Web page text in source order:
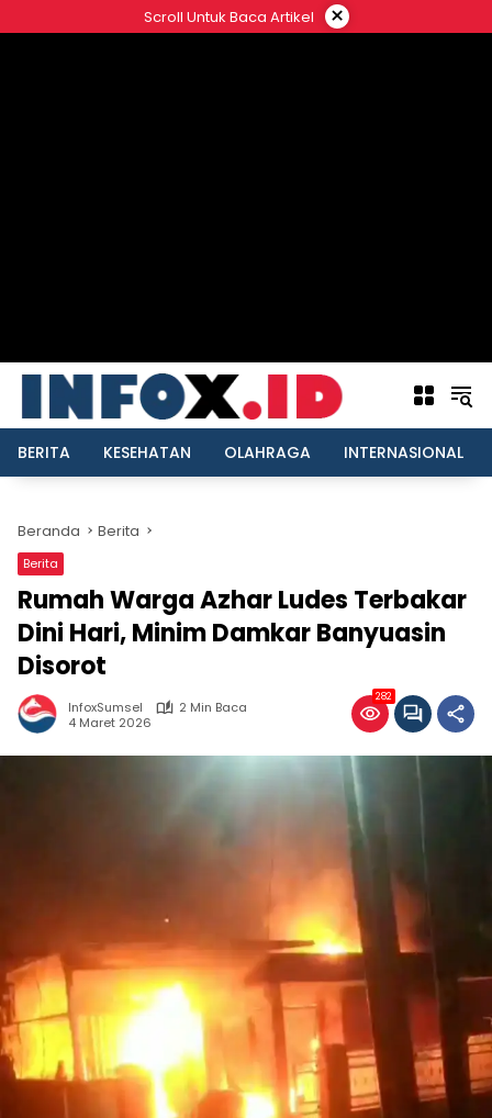
ke
Scroll Untuk Baca Artikel ×
BERITA KESEHATAN OLAHRAGA INTERNASIONAL
Beranda Berita
Berita
Rumah Warga Azhar Ludes Terbakar
Dini Hari, Minim Damkar Banyuasin
Disorot
InfoxSumsel
2 Min Baca
4 Maret 2026
282